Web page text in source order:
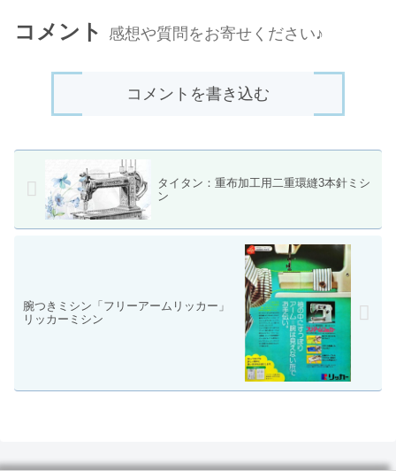
コメント 感想や質問をお寄せください♪
コメントを書き込む
タイタン：重布加工用二重環縫3本針ミシ
ン
腕つきミシン「フリーアームリッカー」
リッカーミシン